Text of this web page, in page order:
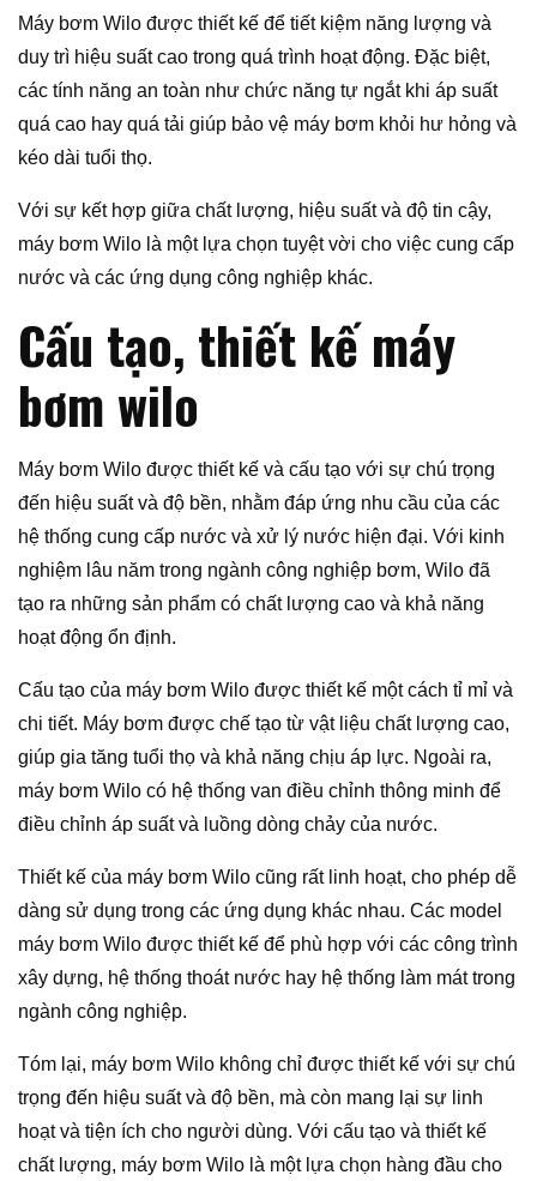
Máy bơm Wilo được thiết kế để tiết kiệm năng lượng và
duy trì hiệu suất cao trong quá trình hoạt động. Đặc biệt,
các tính năng an toàn như chức năng tự ngắt khi áp suất
quá cao hay quá tải giúp bảo vệ máy bơm khỏi hư hỏng và
kéo dài tuổi thọ.
Với sự kết hợp giữa chất lượng, hiệu suất và độ tin cậy,
máy bơm Wilo là một lựa chọn tuyệt vời cho việc cung cấp
nước và các ứng dụng công nghiệp khác.
Cấu tạo, thiết kế máy
bơm wilo
Máy bơm Wilo được thiết kế và cấu tạo với sự chú trọng
đến hiệu suất và độ bền, nhằm đáp ứng nhu cầu của các
hệ thống cung cấp nước và xử lý nước hiện đại. Với kinh
nghiệm lâu năm trong ngành công nghiệp bơm, Wilo đã
tạo ra những sản phẩm có chất lượng cao và khả năng
hoạt động ổn định.
Cấu tạo của máy bơm Wilo được thiết kế một cách tỉ mỉ và
chi tiết. Máy bơm được chế tạo từ vật liệu chất lượng cao,
giúp gia tăng tuổi thọ và khả năng chịu áp lực. Ngoài ra,
máy bơm Wilo có hệ thống van điều chỉnh thông minh để
điều chỉnh áp suất và luồng dòng chảy của nước.
Thiết kế của máy bơm Wilo cũng rất linh hoạt, cho phép dễ
dàng sử dụng trong các ứng dụng khác nhau. Các model
máy bơm Wilo được thiết kế để phù hợp với các công trình
xây dựng, hệ thống thoát nước hay hệ thống làm mát trong
ngành công nghiệp.
Tóm lại, máy bơm Wilo không chỉ được thiết kế với sự chú
trọng đến hiệu suất và độ bền, mà còn mang lại sự linh
hoạt và tiện ích cho người dùng. Với cấu tạo và thiết kế
chất lượng, máy bơm Wilo là một lựa chọn hàng đầu cho